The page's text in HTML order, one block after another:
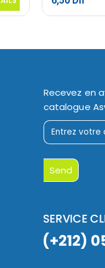
Recevez en
catalogue